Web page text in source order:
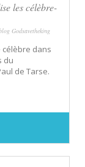
les célèbre-
Godsavetheking
célèbre dans
du
de Tarse.